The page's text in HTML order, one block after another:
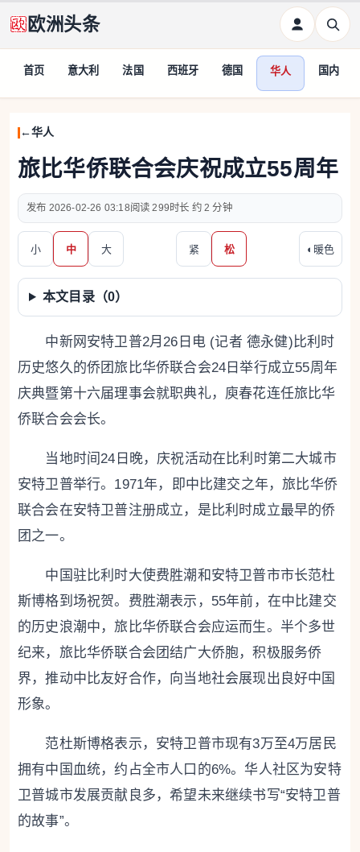
欧洲头条
首页 意大利 法国 西班牙 德国 华人 国内
华人
旅比华侨联合会庆祝成立55周年
2026-02-26 03:18 299 约 2 分钟
小 中 大 紧 松 ◐ 暖色
本文目录（0）
中新网安特卫普2月26日电 (记者 德永健)比利时
历史悠久的侨团旅比华侨联合会24日举行成立55周年
庆典暨第十六届理事会就职典礼，庾春花连任旅比华
侨联合会会长。
当地时间24日晚，庆祝活动在比利时第二大城市
安特卫普举行。1971年，即中比建交之年，旅比华侨
联合会在安特卫普注册成立，是比利时成立最早的侨
团之一。
中国驻比利时大使费胜潮和安特卫普市市长范杜
斯博格到场祝贺。费胜潮表示，55年前，在中比建交
的历史浪潮中，旅比华侨联合会应运而生。半个多世
纪来，旅比华侨联合会团结广大侨胞，积极服务侨
界，推动中比友好合作，向当地社会展现出良好中国
形象。
范杜斯博格表示，安特卫普市现有3万至4万居民
拥有中国血统，约占全市人口的6%。华人社区为安特
卫普城市发展贡献良多，希望未来继续书写“安特卫普
的故事”。